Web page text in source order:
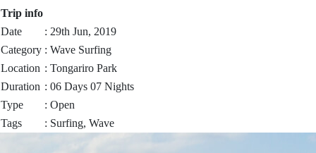
Trip info
Date
: 29th Jun, 2019
Category : Wave Surfing
Location : Tongariro Park
Duration : 06 Days 07 Nights
Type
: Open
Tags
: Surfing, Wave